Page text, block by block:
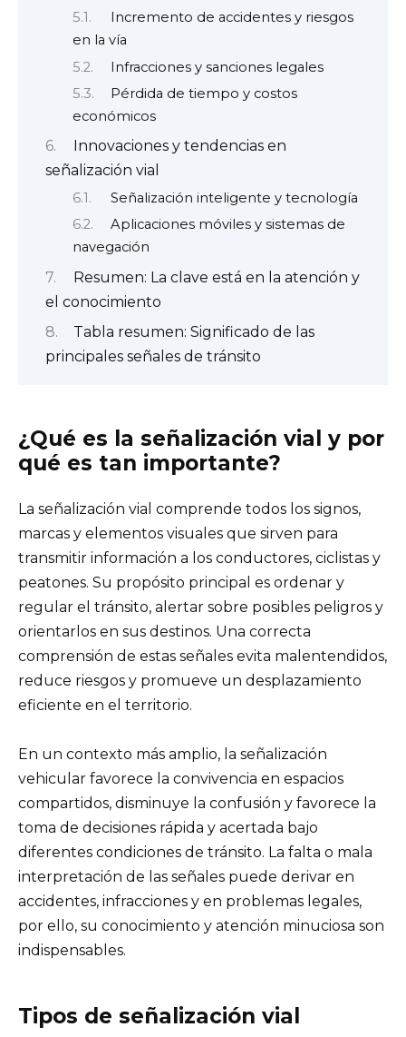
Incremento de accidentes y riesgos
en la vía
Infracciones y sanciones legales
Pérdida de tiempo y costos
económicos
Innovaciones y tendencias en
señalización vial
Señalización inteligente y tecnología
Aplicaciones móviles y sistemas de
navegación
Resumen: La clave está en la atención y
el conocimiento
Tabla resumen: Significado de las
principales señales de tránsito
¿Qué es la señalización vial y por
qué es tan importante?
La señalización vial comprende todos los signos,
marcas y elementos visuales que sirven para
transmitir información a los conductores, ciclistas y
peatones. Su propósito principal es ordenar y
regular el tránsito, alertar sobre posibles peligros y
orientarlos en sus destinos. Una correcta
comprensión de estas señales evita malentendidos,
reduce riesgos y promueve un desplazamiento
eficiente en el territorio.
En un contexto más amplio, la señalización
vehicular favorece la convivencia en espacios
compartidos, disminuye la confusión y favorece la
toma de decisiones rápida y acertada bajo
diferentes condiciones de tránsito. La falta o mala
interpretación de las señales puede derivar en
accidentes, infracciones y en problemas legales,
por ello, su conocimiento y atención minuciosa son
indispensables.
Tipos de señalización vial